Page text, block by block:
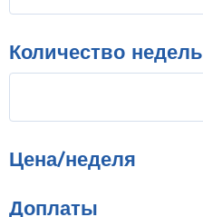
Количество недель
Цена/неделя
Доплаты